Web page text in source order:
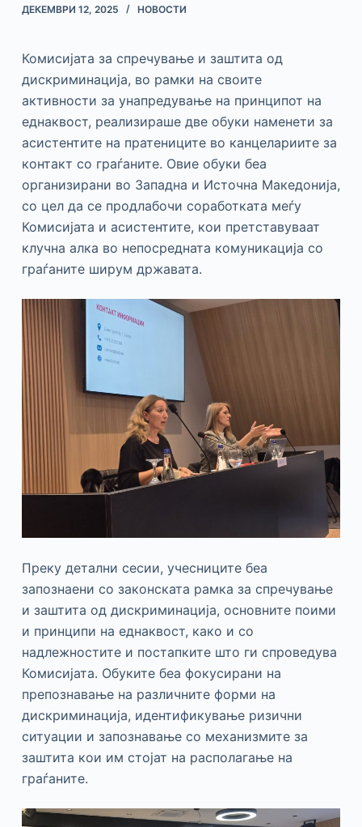
ДЕКЕМВРИ 12, 2025 НОВОСТИ
Комисијата за спречување и заштита од
дискриминација, во рамки на своите
активности за унапредување на принципот на
еднаквост, реализираше две обуки наменети за
асистентите на пратениците во канцелариите за
контакт со граѓаните. Овие обуки беа
организирани во Западна и Источна Македонија,
со цел да се продлабочи соработката меѓу
Комисијата и асистентите, кои претставуваат
клучна алка во непосредната комуникација со
граѓаните ширум државата.
Преку детални сесии, учесниците беа
запознаени со законската рамка за спречување
и заштита од дискриминација, основните поими
и принципи на еднаквост, како и со
надлежностите и постапките што ги спроведува
Комисијата. Обуките беа фокусирани на
препознавање на различните форми на
дискриминација, идентификување ризични
ситуации и запознавање со механизмите за
заштита кои им стојат на располагање на
граѓаните.